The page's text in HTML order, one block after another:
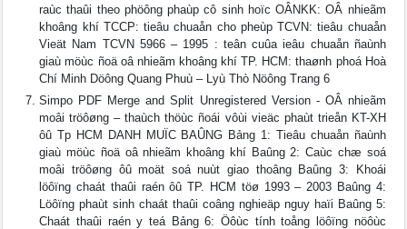
raùc thaûi theo phöông phaùp cô sinh hoïc OÂNKK: OÂ nhieãm
khoâng khí TCCP: tieâu chuaån cho pheùp TCVN: tieâu chuaån
Vieät Nam TCVN 5966 – 1995 : teân cuûa ieâu chuaån ñaùnh
giaù möùc ñoä oâ nhieãm khoâng khí TP. HCM: thaønh phoá Hoà
Chí Minh Döông Quang Phuù – Lyù Thò Nöông Trang 6
Simpo PDF Merge and Split Unregistered Version - OÂ nhieãm
moâi tröôøng – thaùch thöùc ñoái vôùi vieäc phaùt trieån KT-XH
ôû Tp HCM DANH MUÏC BAÛNG Bảng 1: Tieâu chuaån ñaùnh
giaù möùc ñoä oâ nhieãm khoâng khí Baûng 2: Caùc chæ soá
moâi tröôøng ôû moät soá nuùt giao thoâng Baûng 3: Khoái
löôïng chaát thaûi raén ôû TP. HCM töø 1993 – 2003 Baûng 4:
Löôïng phaùt sinh chaát thaûi coâng nghieäp nguy haïi Baûng 5:
Chaát thaûi raén y teá Bảng 6: Öôùc tính toång löôïng nöôùc